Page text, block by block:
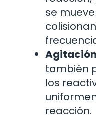
se
también
los
reacción.